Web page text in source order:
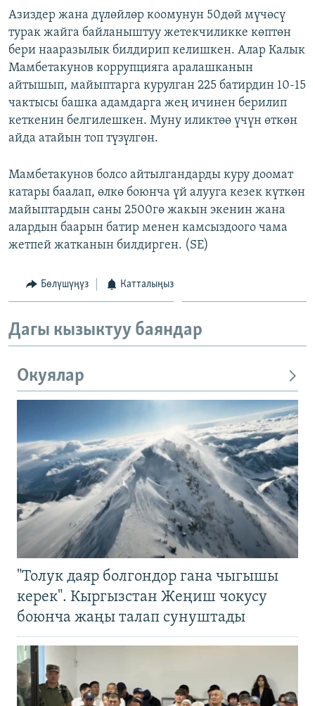
ЭЕ/АРнун бардык сайттары
Азиздер жана дүлөйлөр коомунун 50дөй мүчөсү
турак жайга байланыштуу жетекчиликке көптөн
бери нааразылык билдирип келишкен. Алар Калык
Мамбетакунов коррупцияга аралашканын
айтышып, майыптарга курулган 225 батирдин 10-15
чактысы башка адамдарга жең ичинен берилип
кеткенин белгилешкен. Муну иликтөө үчүн өткөн
айда атайын топ түзүлгөн.
Мамбетакунов болсо айтылгандарды куру доомат
катары баалап, өлкө боюнча үй алууга кезек күткөн
майыптардын саны 2500гө жакын экенин жана
алардын баарын батир менен камсыздоого чама
жетпей жатканын билдирген. (SE)
Бөлүшүңүз Катталыңыз
Дагы кызыктуу баяндар
Окуялар
"Толук даяр болгондор гана чыгышы
керек". Кыргызстан Жеңиш чокусу
боюнча жаңы талап сунуштады